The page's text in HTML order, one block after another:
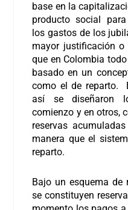
base en la
producto social
los gastos de los
mayor justificación
que en Colombia
basado en un
como el de reparto.
así se diseñaron
comienzo y en otros,
reservas
manera que el
reparto.
Bajo un esquema
se constituyen